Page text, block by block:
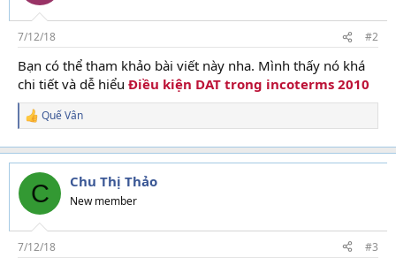
7/12/18 #2
Bạn có thể tham khảo bài viết này nha. Mình thấy nó khá
chi tiết và dễ hiểu Điều kiện DAT trong incoterms 2010
R
a
c
t
o
s
:
Quế Vân
C Chu Thị Thảo
New member
7/12/18 #3